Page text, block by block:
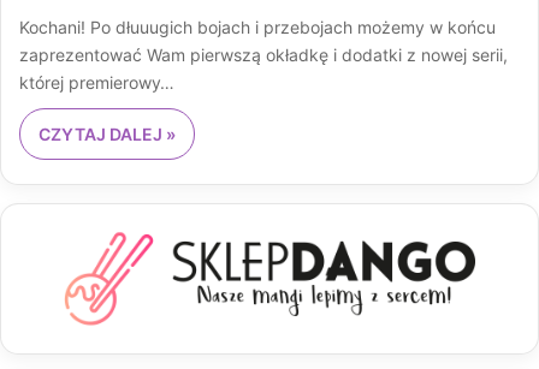
Kochani! Po dłuuugich bojach i przebojach możemy w końcu
zaprezentować Wam pierwszą okładkę i dodatki z nowej serii,
której premierowy…
CZYTAJ DALEJ »